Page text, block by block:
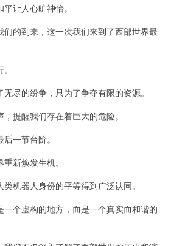
让人心旷神怡。
的到来，这一次我们来到了西部世界最
的纷争，只为了争夺有限的资源。
醒我们存在着巨大的危险。
一节台阶。
新焕发生机。
器人身份的平等得到广泛认同。
个虚构的地方，而是一个真实而和谐的